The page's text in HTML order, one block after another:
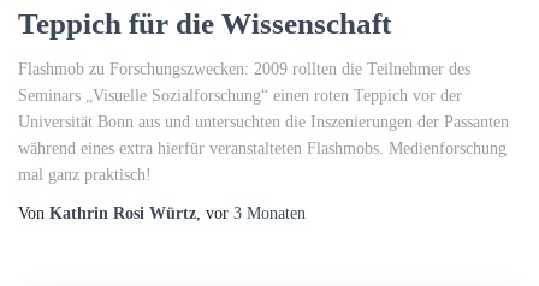
Teppich für die Wissenschaft
Flashmob zu Forschungszwecken: 2009 rollten die Teilnehmer des
Seminars „Visuelle Sozialforschung“ einen roten Teppich vor der
Universität Bonn aus und untersuchten die Inszenierungen der Passanten
während eines extra hierfür veranstalteten Flashmobs. Medienforschung
mal ganz praktisch!
Von Kathrin Rosi Würtz, vor 3 Monaten